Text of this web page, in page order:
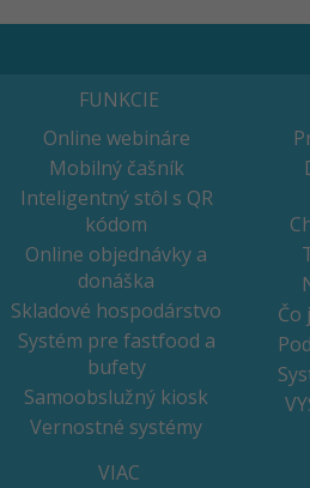
FUNKCIE
Online webináre
Mobilný čašník
Inteligentný stôl s QR
kódom
Online objednávky a
donáška
Skladové hospodárstvo
Systém pre fastfood a
bufety
Samoobslužný kiosk
Vernostné systémy
Čo
VIAC